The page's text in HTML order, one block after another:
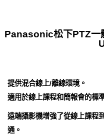
Panasonic松下PTZ一
提供混合線上/離線環境。
適用於線上課程和簡報會的標
遠端攝影機增強了從線上課程
通。